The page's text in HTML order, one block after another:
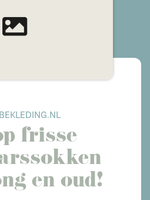
frisse
en oud!